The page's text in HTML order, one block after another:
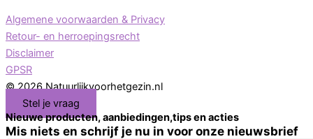
Algemene voorwaarden & Privacy
Retour- en herroepingsrecht
Disclaimer
GPSR
© 2026 Natuurlijkvoorhetgezin.nl
Stel je vraag
Nieuwe producten, aanbiedingen,tips en acties
Mis niets en schrijf je nu in voor onze nieuwsbrief